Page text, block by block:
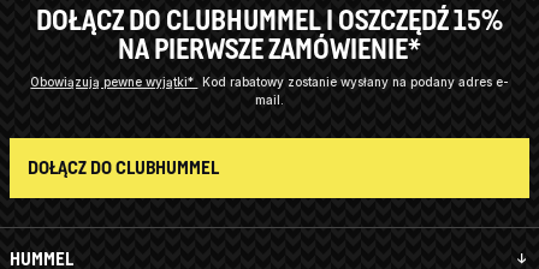
HUMMEL
DOŁĄCZ DO CLUBHUMMEL I OSZCZĘDŹ 15%
NA PIERWSZE ZAMÓWIENIE*
Obowiązują pewne wyjątki* Kod rabatowy zostanie wysłany na podany adres e-
mail.
DOŁĄCZ DO CLUBHUMMEL